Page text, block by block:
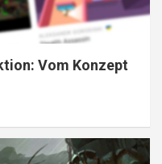
Vom Konzept